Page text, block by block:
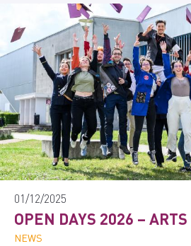
01/12/2025
OPEN DAYS 2026 –
NEWS